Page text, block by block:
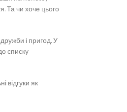
Та чи хоче цього
і пригод. У
списку
відгуки як